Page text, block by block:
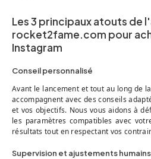
Les 3 principaux atouts de
rocket2fame.com pour
Instagram
Conseil personnalisé
Avant le lancement et tout au long de
accompagnent avec des conseils
et vos objectifs. Nous vous aidons à
les paramètres compatibles avec
résultats tout en respectant vos
Supervision et ajustements humains